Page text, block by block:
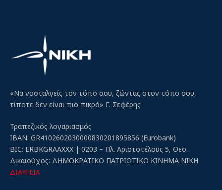
«Να νοσταλγείς τον τόπο σου, ζώντας στον τόπο σου,
τίποτε δεν είναι πιο πικρό» Γ. Σεφέρης
Τραπεζικός λογαριασμός
IBAN: GR4102602030000830201895856 (Eurobank)
BIC: ERBKGRAAXXX | 0203 – Πλ. Αριστοτέλους 5, Θεσ.
Δικαιούχος: ΔΗΜΟΚΡΑΤΙΚΟ ΠΑΤΡΙΩΤΙΚΟ ΚΙΝΗΜΑ ΝΙΚΗ
ΔΙΑΥΓΕΙΑ